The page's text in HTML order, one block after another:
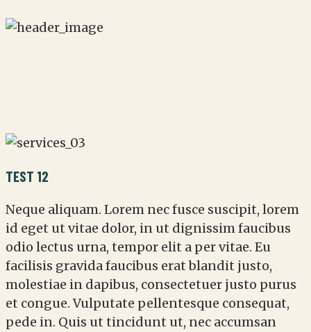
TEST 12
Neque aliquam. Lorem nec fusce suscipit, lorem
id eget ut vitae dolor, in ut dignissim faucibus
odio lectus urna, tempor elit a per vitae. Eu
facilisis gravida faucibus erat blandit justo,
molestiae in dapibus, consectetuer justo purus
et congue. Vulputate pellentesque consequat,
pede in. Quis ut tincidunt ut, nec accumsan